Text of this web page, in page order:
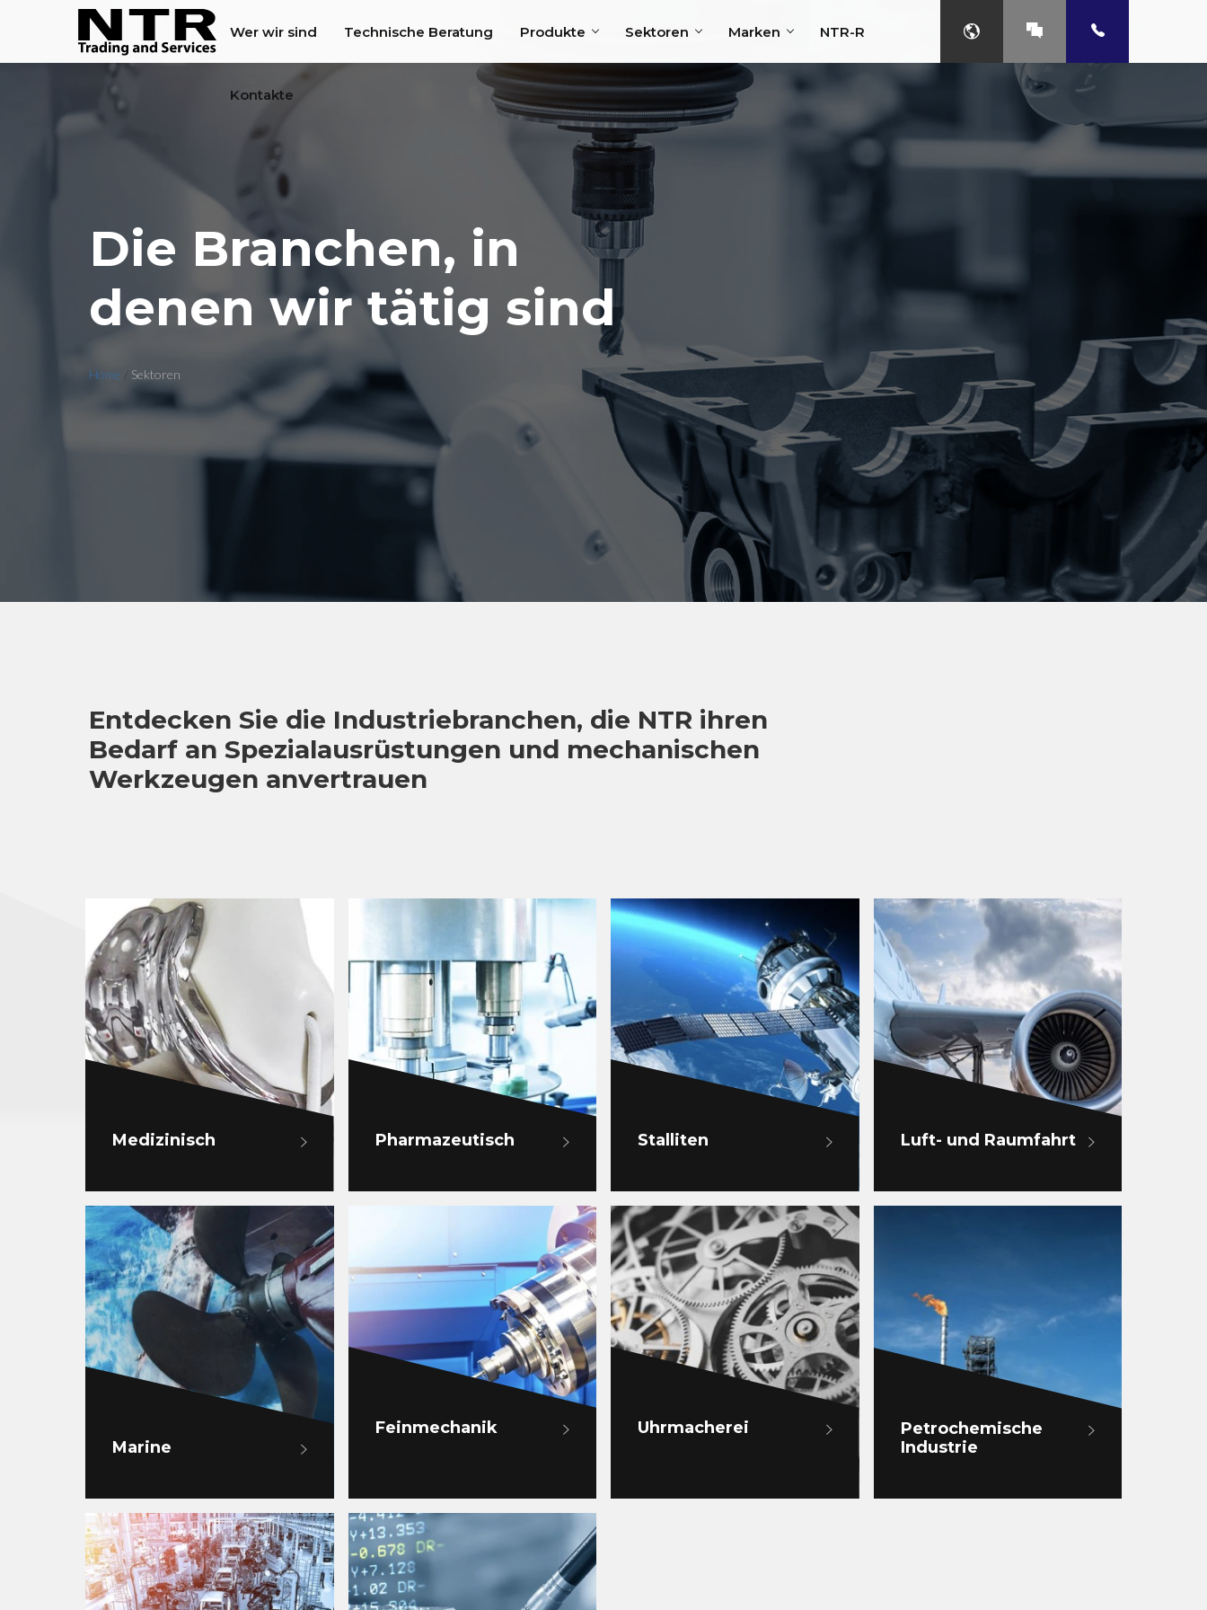
Wer wir sind Technische Beratung Produkte Sektoren Marken NTR-R
Kontakte
Die Branchen, in
denen wir tätig sind
Home / Sektoren
Entdecken Sie die Industriebranchen, die NTR ihren
Bedarf an Spezialausrüstungen und mechanischen
Werkzeugen anvertrauen
Medizinisch Pharmazeutisch Stalliten Luft- und Raumfahrt
Marine
Feinmechanik Uhrmacherei
Petrochemische
Industrie